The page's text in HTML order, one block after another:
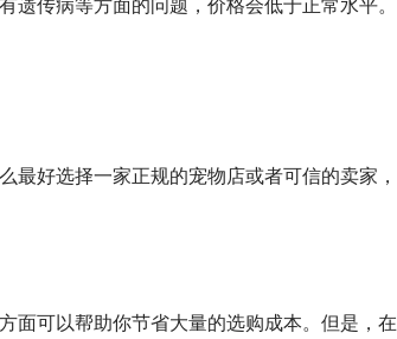
好选择一家正规的宠物店或者可信的卖家，
可以帮助你节省大量的选购成本。但是，在